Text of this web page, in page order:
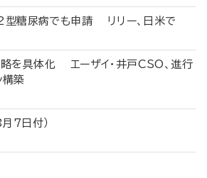
型糖尿病でも申請 リリー、日米で
を具体化 エーザイ・井戸CSO、進行
構築
8月7日付）